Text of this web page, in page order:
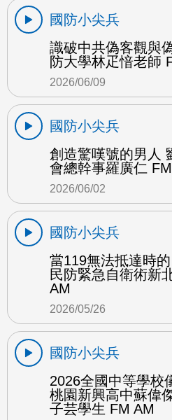
國防小尖兵
識破中共偽客觀與
防大學林疋愔老師
2026/06/09
國防小尖兵
創造驚嘆號的男人
會總幹事羅廣仁
2026/06/02
國防小尖兵
當119無法抵達時
民防緊急自衛術新
AM
2026/05/26
國防小尖兵
2026全國中等學校
桃園新興高中蘇偉
子芸學生 FM AM